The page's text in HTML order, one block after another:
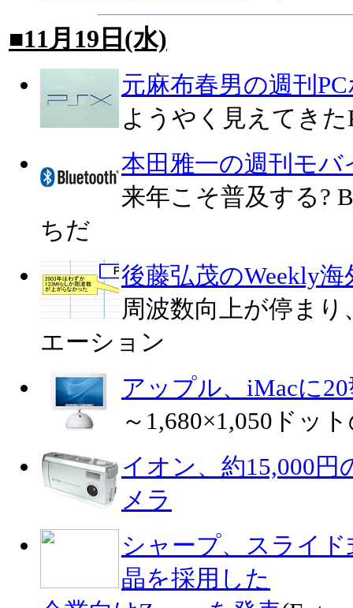
■11月19日(水)
元麻布春男の週刊
ようやく見えてきた
本田雅一の週刊モバ
来年こそ普及する?
ちだ
後藤弘茂のWeekly
周波数向上が停ま
エーション
アップル、iMacに
～1,680×1,050ドッ
イオン、約15,000円
メラ
シャープ、スライ
晶を採用した